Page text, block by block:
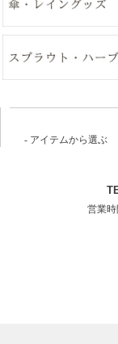
アイテムから選ぶ
営業時